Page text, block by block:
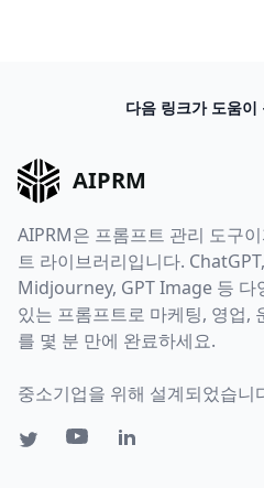
다음 링크가 도움이
AIPRM
AIPRM은 프롬프트 관리 도구
트 라이브러리입니다.
Midjourney, GPT Image 등 다
있는 프롬프트로 마케팅, 영업,
를 몇 분 만에 완료하세요.
중소기업을 위해 설계되었습니